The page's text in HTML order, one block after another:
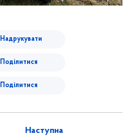
Надрукувати
Поділитися
Поділитися
Наступна